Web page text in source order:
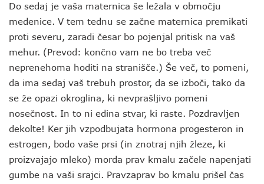
Do sedaj je vaša maternica še ležala v območju
medenice. V tem tednu se začne maternica premikati
proti severu, zaradi česar bo pojenjal pritisk na vaš
mehur. (Prevod: končno vam ne bo treba več
neprenehoma hoditi na stranišče.) Še več, to pomeni,
da ima sedaj vaš trebuh prostor, da se izboči, tako da
se že opazi okroglina, ki nevprašljivo pomeni
nosečnost. In to ni edina stvar, ki raste. Pozdravljen
dekolte! Ker jih vzpodbujata hormona progesteron in
estrogen, bodo vaše prsi (in znotraj njih žleze, ki
proizvajajo mleko) morda prav kmalu začele napenjati
gumbe na vaši srajci. Pravzaprav bo kmalu prišel čas